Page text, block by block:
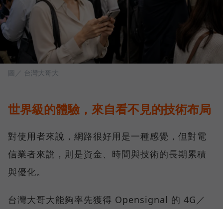
圖／ 台灣大哥大
世界級的體驗，來自看不見的技術布局
對使用者來說，網路很好用是一種感覺，但對電
信業者來說，則是資金、時間與技術的長期累積
與優化。
台灣大哥大能夠率先獲得 Opensignal 的 4G／